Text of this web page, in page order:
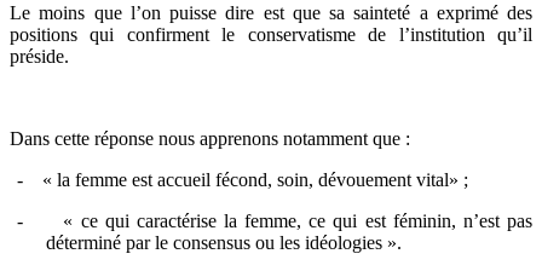
Le moins que l’on puisse dire est que sa sainteté a exprimé des
positions qui confirment le conservatisme de l’institution qu’il
préside.
Dans cette réponse nous apprenons notamment que :
-
« la femme est accueil fécond, soin, dévouement vital» ;
-
« ce qui caractérise la femme, ce qui est féminin, n’est pas
déterminé par le consensus ou les idéologies ».